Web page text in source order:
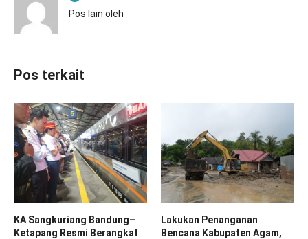
Pos lain oleh
Pos terkait
KA Sangkuriang Bandung–
Ketapang Resmi Berangkat
Lakukan Penanganan
Bencana Kabupaten Agam,